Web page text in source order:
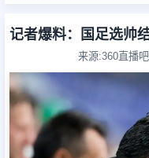
足球直播
篮球直播
足球录像
来源:360直播吧